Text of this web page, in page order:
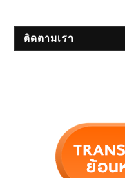
ติดตามเรา